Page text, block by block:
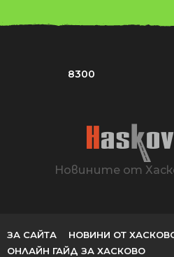
8300
Новините от
ЗА САЙТА
НОВИНИ ОТ
ОНЛАЙН ГАЙД ЗА ХАСКОВО